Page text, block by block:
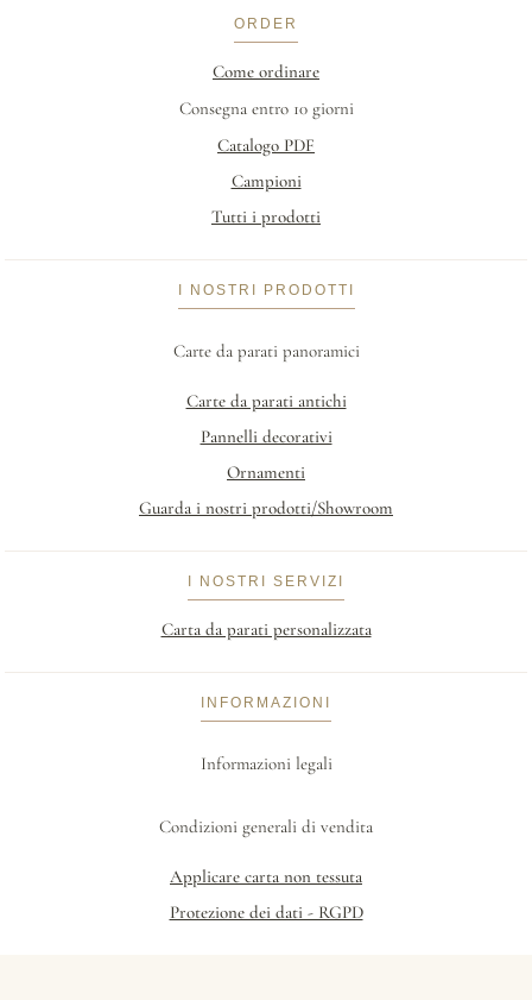
ORDER
Come ordinare
Consegna entro 10 giorni
Catalogo PDF
Campioni
Tutti i prodotti
I NOSTRI PRODOTTI
Carte da parati panoramici
Carte da parati antichi
Pannelli decorativi
Ornamenti
Guarda i nostri prodotti/Showroom
I NOSTRI SERVIZI
Carta da parati personalizzata
INFORMAZIONI
Informazioni legali
Condizioni generali di vendita
Applicare carta non tessuta
Protezione dei dati - RGPD